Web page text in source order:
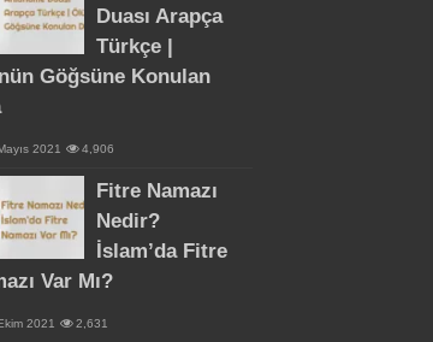
Duası Arapça
Türkçe |
Göğsüne Konulan
2021 4,906
Fitre Namazı
Nedir?
İslam’da Fitre
Var Mı?
2021 2,631